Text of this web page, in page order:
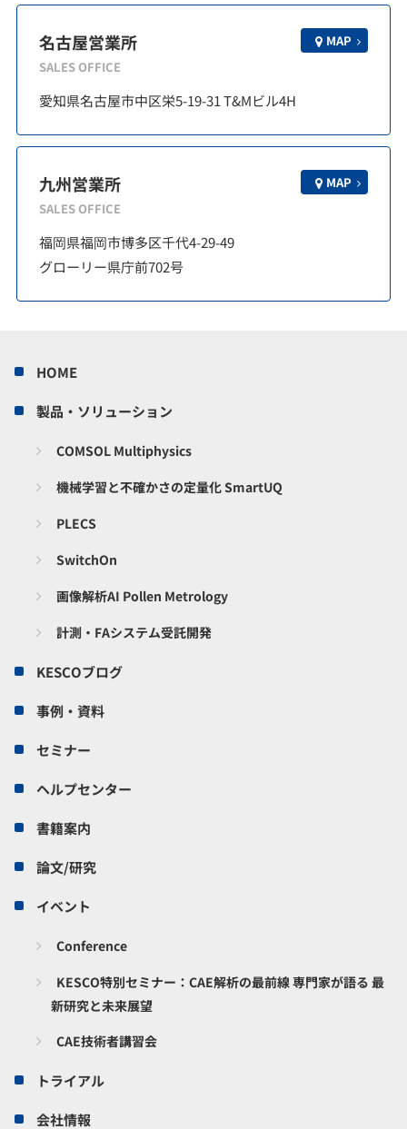
名古屋営業所
SALES OFFICE
MAP
愛知県名古屋市中区栄5-19-31 T&Mビル4H
九州営業所
SALES OFFICE
MAP
福岡県福岡市博多区千代4-29-49
グローリー県庁前702号
HOME
製品・ソリューション
COMSOL Multiphysics
機械学習と不確かさの定量化 SmartUQ
PLECS
SwitchOn
画像解析AI Pollen Metrology
計測・FAシステム受託開発
KESCOブログ
事例・資料
セミナー
ヘルプセンター
書籍案内
論文/研究
イベント
Conference
KESCO特別セミナー：CAE解析の最前線 専門家が語る 最
新研究と未来展望
CAE技術者講習会
トライアル
会社情報